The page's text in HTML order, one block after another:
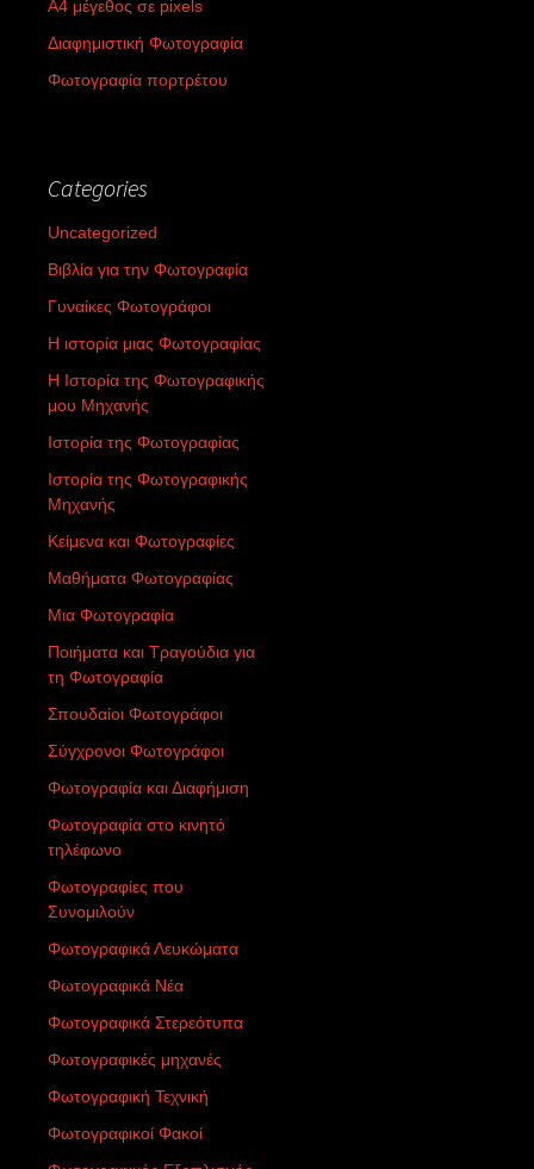
Α4 μέγεθος σε pixels
Διαφημιστική Φωτογραφία
Φωτογραφία πορτρέτου
Categories
Uncategorized
Βιβλία για την Φωτογραφία
Γυναίκες Φωτογράφοι
Η ιστορία μιας Φωτογραφίας
Η Ιστορία της Φωτογραφικής
μου Μηχανής
Ιστορία της Φωτογραφίας
Ιστορία της Φωτογραφικής
Μηχανής
Κείμενα και Φωτογραφίες
Μαθήματα Φωτογραφίας
Μια Φωτογραφία
Ποιήματα και Τραγούδια για
τη Φωτογραφία
Σπουδαίοι Φωτογράφοι
Σύγχρονοι Φωτογράφοι
Φωτογραφία και Διαφήμιση
Φωτογραφία στο κινητό
τηλέφωνο
Φωτογραφίες που
Συνομιλούν
Φωτογραφικά Λευκώματα
Φωτογραφικά Νέα
Φωτογραφικά Στερεότυπα
Φωτογραφικές μηχανές
Φωτογραφική Τεχνική
Φωτογραφικοί Φακοί